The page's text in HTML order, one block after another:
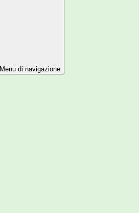
Menu di navigazione